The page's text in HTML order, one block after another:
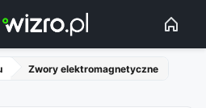
Zwory elektromagnetyczne